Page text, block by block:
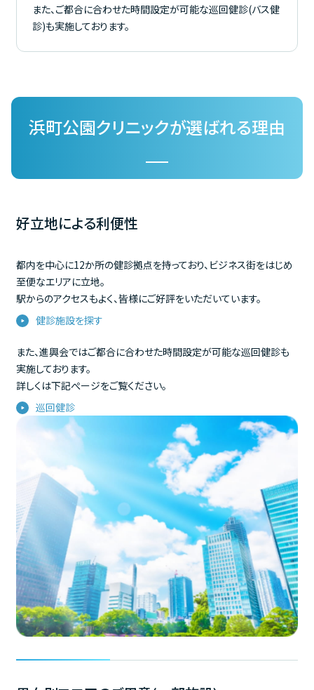
また、ご都合に合わせた時間設定が可能な巡回健診(バス健
診)も実施しております。
浜町公園クリニックが選ばれる理由
好立地による利便性
都内を中心に12か所の健診拠点を持っており、ビジネス街をはじめ
至便なエリアに立地。
駅からのアクセスもよく、皆様にご好評をいただいています。
健診施設を探す
また、進興会ではご都合に合わせた時間設定が可能な巡回健診も
実施しております。
詳しくは下記ぺージをご覧ください。
巡回健診